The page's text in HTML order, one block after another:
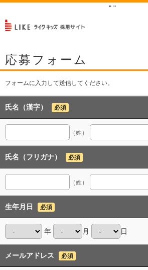
" "
応募フォーム
フォームに入力して送信してください。
氏名（漢字） 必須
（姓）
氏名（フリガナ） 必須
（姓）
生年月日 必須
年 月 日
メールアドレス 必須